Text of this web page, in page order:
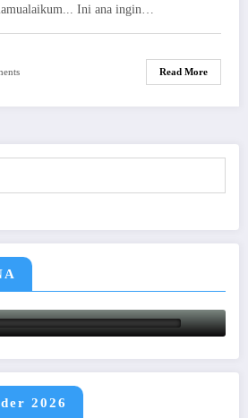
Ini ana ingin…
Read More
2026